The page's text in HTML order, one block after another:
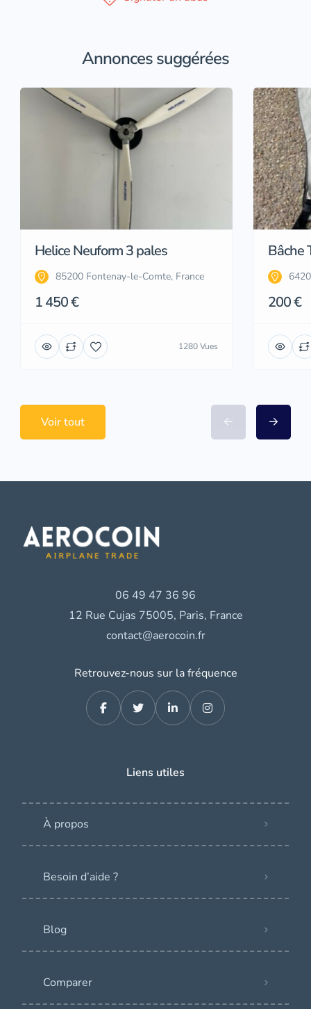
Annonces suggérées
Helice Neuform 3 pales
85200 Fontenay-le-Comte, France
1 450 €
1280 Vues
Bâche
200 €
Voir tout
06 49 47 36 96
12 Rue Cujas 75005, Paris, France
contact@aerocoin.fr
Retrouvez-nous sur la fréquence
Liens utiles
À propos
Besoin d’aide ?
Blog
Comparer